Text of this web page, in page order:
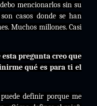
mencionarlos sin su
casos donde se han
Muchos millones. Casi
pregunta creo que
qué es para ti el
definir porque me